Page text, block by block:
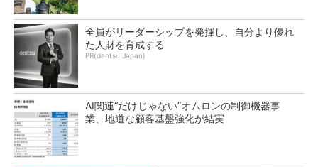
全員がリーダーシップを発揮し、自分より優れ
た人財を育成する
PR(dentsu Japan)
AI関連“だけじゃない”オムロンの制御機器事
業、地道な顧客基盤強化が結実